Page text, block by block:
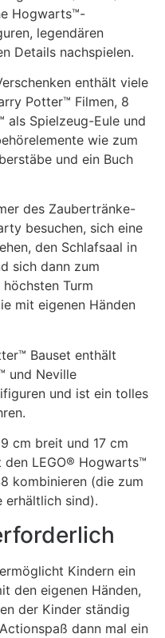
Hogwarts™-
legendären
Details nachspielen.
enthält viele
Potter™ Filmen, 8
als Spielzeug-Eule und
wie zum
und ein Buch
des Zaubertränke-
besuchen, sich eine
den Schlafsaal in
sich dann zum
Turm
mit eigenen Händen
Bauset enthält
und Neville
und ist ein tolles
cm breit und 17 cm
LEGO® Hogwarts™
kombinieren (die zum
erhältlich sind).
Kindern ein
den eigenen Händen,
der Kinder ständig
dann mal ein